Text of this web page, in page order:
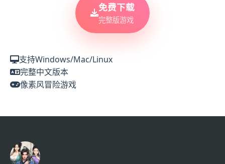
免费下载
完整版游戏
支持Windows/Mac/Linux
完整中文版本
像素风冒险游戏